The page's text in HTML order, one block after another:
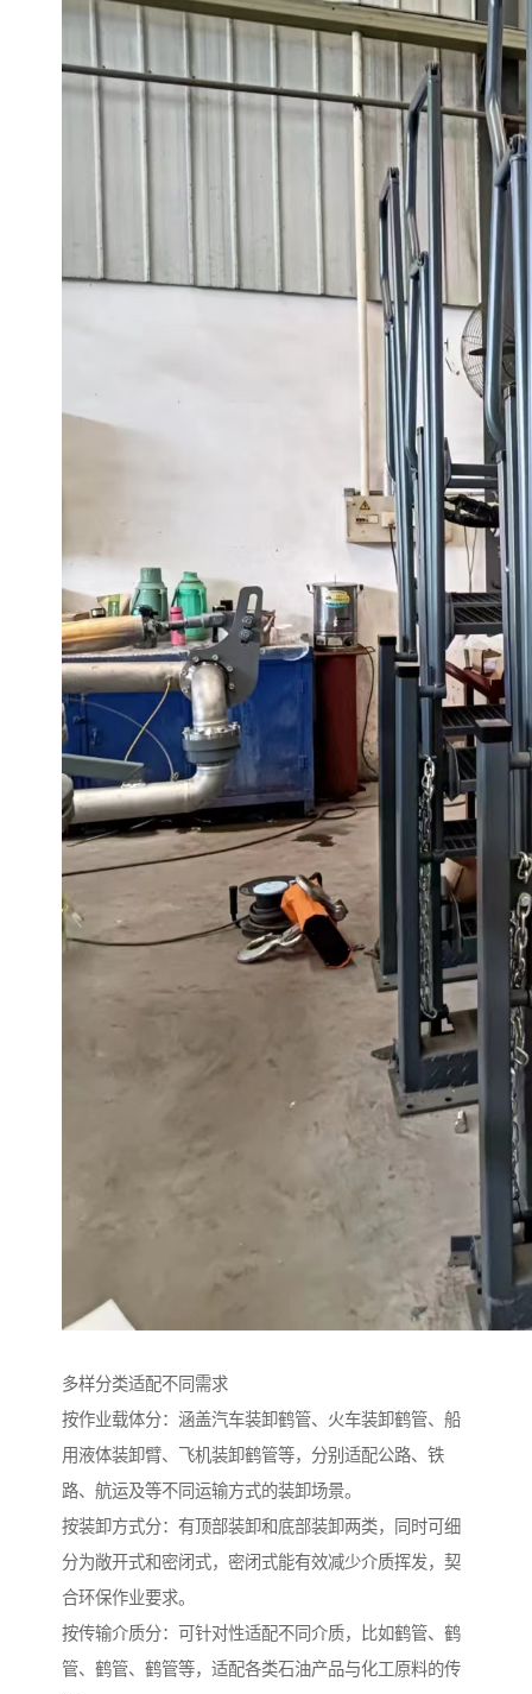
多样分类适配不同需求
按作业载体分：涵盖汽车装卸鹤管、火车装卸鹤管、船
用液体装卸臂、飞机装卸鹤管等，分别适配公路、铁
路、航运及等不同运输方式的装卸场景。
按装卸方式分：有顶部装卸和底部装卸两类，同时可细
分为敞开式和密闭式，密闭式能有效减少介质挥发，契
合环保作业要求。
按传输介质分：可针对性适配不同介质，比如鹤管、鹤
管、鹤管、鹤管等，适配各类石油产品与化工原料的传